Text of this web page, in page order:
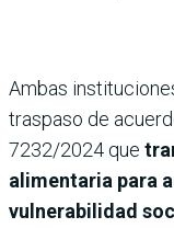
Ambas
traspaso de
7232/2024 que
alimentaria para
vulnerabilidad